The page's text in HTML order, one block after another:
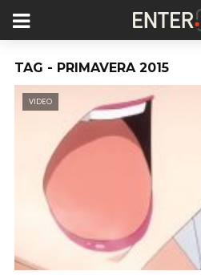
TAG - PRIMAVERA 2015
VIDEO